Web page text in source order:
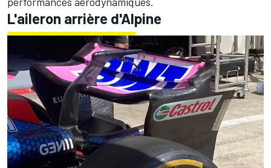
L'aileron arrière d'Alpine